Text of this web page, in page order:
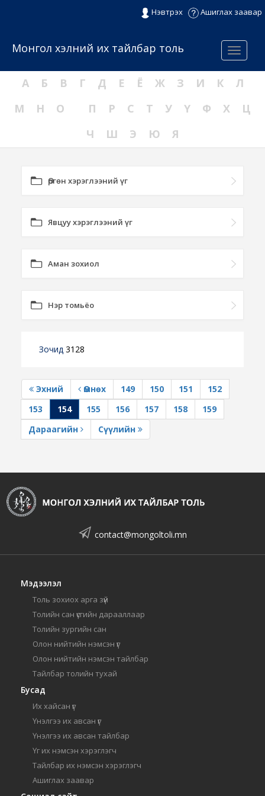
Нэвтрэх Ашиглах заавар
Menu
Монгол хэлний их тайлбар толь
А Б В Г Д Е Ё Ж З И К
Л
М
Н О П Р С Т У Ү Ф Х
Ц
Ч
Ш Э Ю Я
Өргөн хэрэглээний үг
Явцуу хэрэглээний үг
Аман зохиол
Нэр томьёо
Зочид 3128
Эхний Өмнөх 149 150 151
152
153
154 155 156 157 158
159
Дараагийн
Сүүлийн
contact@mongoltoli.mn
Мэдээлэл
Толь зохиох арга зүй
Толийн сан үсгийн дарааллаар
Толийн зургийн сан
Олон нийтийн нэмсэн үг
Олон нийтийн нэмсэн тайлбар
Тайлбар толийн тухай
Бусад
Их хайсан үг
Үнэлгээ их авсан үг
Үнэлгээ их авсан тайлбар
Үг их нэмсэн хэрэглэгч
Тайлбар их нэмсэн хэрэглэгч
Ашиглах заавар